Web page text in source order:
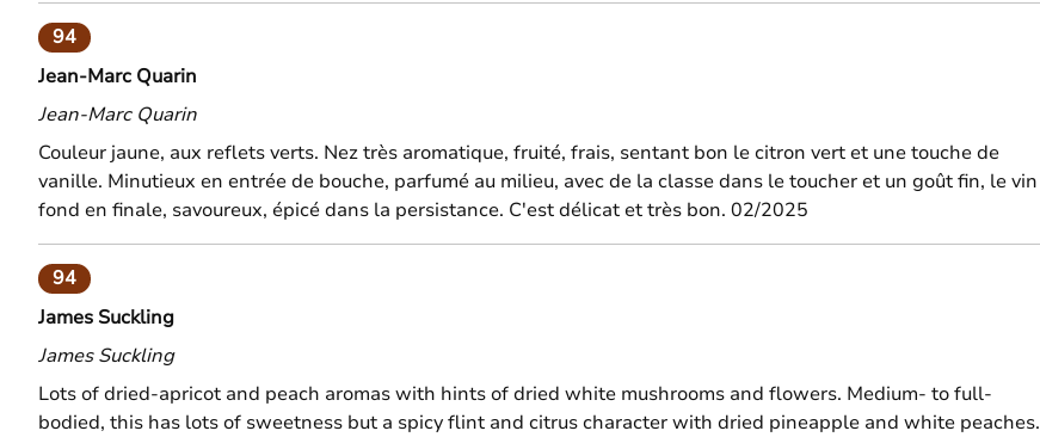
94
Jean-Marc Quarin
Jean-Marc Quarin
Couleur jaune, aux reflets verts. Nez très aromatique, fruité, frais, sentant bon le citron vert et une touche de
vanille. Minutieux en entrée de bouche, parfumé au milieu, avec de la classe dans le toucher et un goût fin, le vin
fond en finale, savoureux, épicé dans la persistance. C'est délicat et très bon. 02/2025
94
James Suckling
James Suckling
Lots of dried-apricot and peach aromas with hints of dried white mushrooms and flowers. Medium- to full-
bodied, this has lots of sweetness but a spicy flint and citrus character with dried pineapple and white peaches.